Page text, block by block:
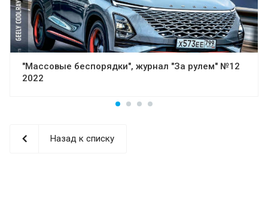
"Массовые беспорядки", журнал "За рулем" №12
2022
Назад к списку